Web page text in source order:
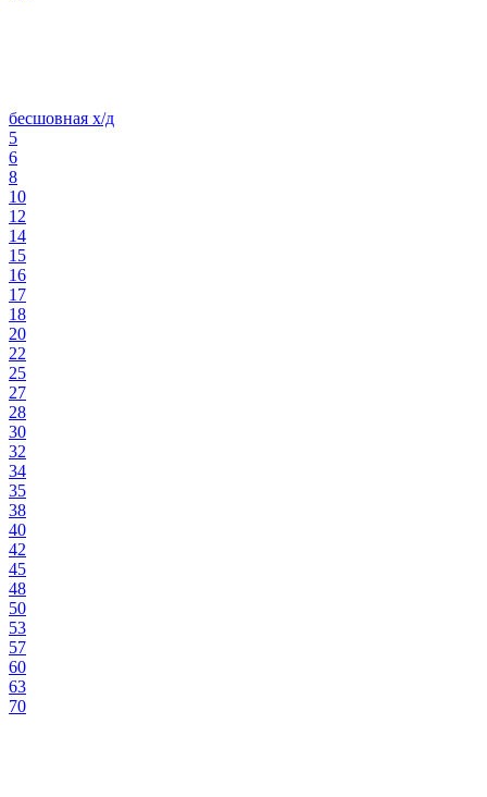
бесшовная х/д
5
6
8
10
12
14
15
16
17
18
20
22
25
27
28
30
32
34
35
38
40
42
45
48
50
53
57
60
63
70